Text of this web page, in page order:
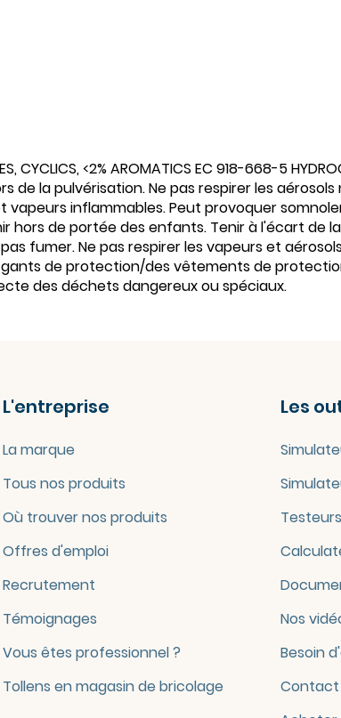
CYCLICS, <2% AROMATICS EC 918-668-5
la pulvérisation. Ne pas respirer les
inflammables. Peut provoquer
de portée des enfants. Tenir à l'écart de
fumer. Ne pas respirer les vapeurs et
gants de protection/des vêtements de
des déchets dangereux ou spéciaux.
L'entreprise
La marque
Tous nos produits
Où trouver nos produits
Offres d'emploi
Recrutement
Témoignages
Vous êtes professionnel ?
Tollens en magasin de bricolage
Les
Nos
Besoin
Contact